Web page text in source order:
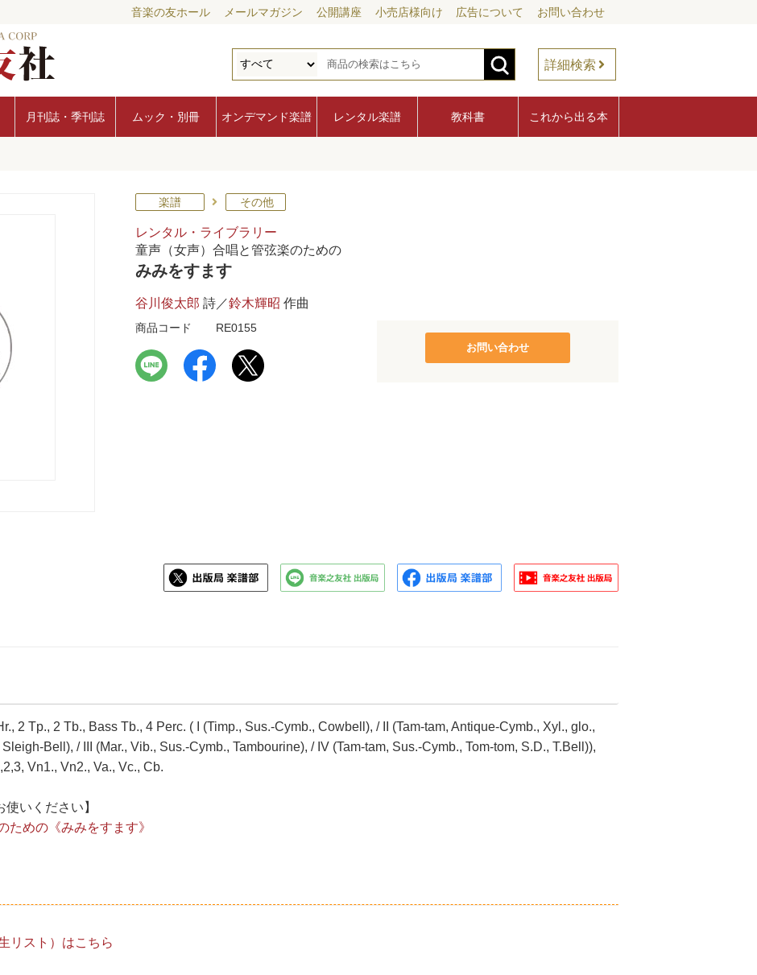
音楽の友ホール メールマガジン 公開講座 小売店様向け 広告について お問い合わせ
詳細検索
月刊誌・季刊誌 ムック・別冊 オンデマンド楽譜 レンタル楽譜 教科書 これから出る本
楽譜 その他
レンタル・ライブラリー
童声（女声）合唱と管弦楽のための
みみをすます
谷川俊太郎 詩／鈴木輝昭 作曲
商品コード RE0155
お問い合わせ
2 Tp., 2 Tb., Bass Tb., 4 Perc. ( I (Timp., Sus.-Cymb., Cowbell), / II (Tam-tam, Antique-Cymb., Xyl., glo.,
Bell), / III (Mar., Vib., Sus.-Cymb., Tambourine), / IV (Tam-tam, Sus.-Cymb., Tom-tom, S.D., T.Bell)),
Vn1., Vn2., Va., Vc., Cb.
いください】
ための《みみをすます》
リスト）はこちら